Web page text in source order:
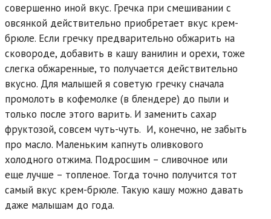
совершенно иной вкус. Гречка при смешивании с
овсянкой действительно приобретает вкус крем-
брюле. Если гречку предварительно обжарить на
сковороде, добавить в кашу ванилин и орехи, тоже
слегка обжаренные, то получается действительно
вкусно. Для малышей я советую гречку сначала
промолоть в кофемолке (в блендере) до пыли и
только после этого варить. И заменить сахар
фруктозой, совсем чуть-чуть. И, конечно, не забыть
про масло. Маленьким капнуть оливкового
холодного отжима. Подросшим – сливочное или
еще лучше – топленое. Тогда точно получится тот
самый вкус крем-брюле. Такую кашу можно давать
даже малышам до года.